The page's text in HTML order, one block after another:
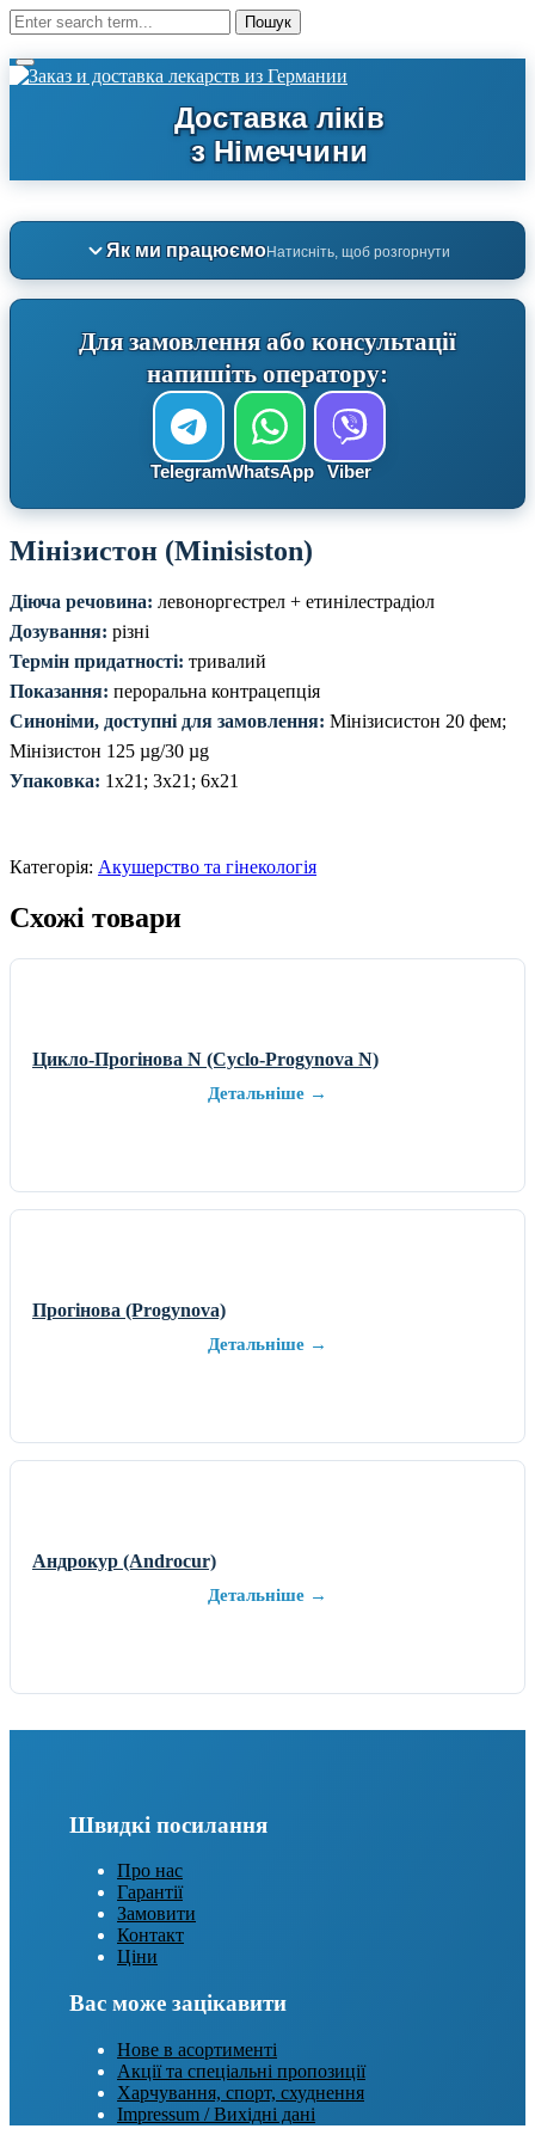
Як ми працюємоНатисніть, щоб розгорнути
Для замовлення або консультації
напишіть оператору:
TelegramWhatsApp Viber
Мінізистон (Minisiston)
Діюча речовина: левоноргестрел + етинілестрадіол
Дозування: різні
Термін придатності: тривалий
Показання: пероральна контрацепція
Синоніми, доступні для замовлення: Мінізисистон 20 фем;
Мінізистон 125 µg/30 µg
Упаковка: 1х21; 3х21; 6х21
Категорія: Акушерство та гінекологія
Схожі товари
Цикло-Прогінова N (Cyclo-Progynova N)
Детальніше →
Прогінова (Progynova)
Детальніше →
Андрокур (Androcur)
Детальніше →
Швидкі посилання
Про нас
Гарантії
Замовити
Контакт
Ціни
Вас може зацікавити
Нове в асортименті
Акції та спеціальні пропозиції
Харчування, спорт, схуднення
Impressum / Вихідні дані